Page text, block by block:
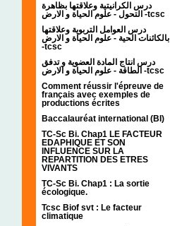
درس الكرانيتية وعلاقتها بظاهرة
التحول - علوم الحياة و الارض -tcsc
درس العوامل التربوية وعلاقتها
بالكائنات الحية - علوم الحياة و الارض
-tcsc
درس انتاج المادة العضوية و تدفق
الطاقة - علوم الحياة و الارض -tcsc
Comment réussir l'épreuve de
français avec exemples de
productions écrites
Baccalauréat international (BI)
TC-Sc Bi. Chap1 LE FACTEUR
EDAPHIQUE ET SON
INFLUENCE SUR LA
REPARTITION DES ETRES
VIVANTS
TC-Sc Bi. Chap1 : La sortie
écologique.
Tcsc Biof svt : Le facteur
climatique